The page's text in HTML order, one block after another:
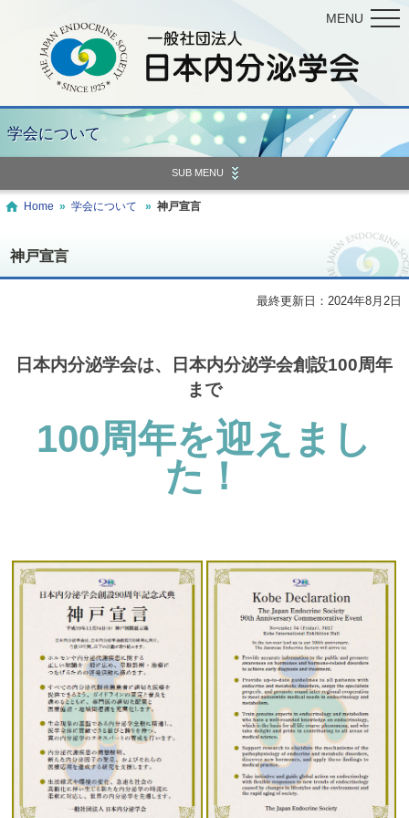
MENU
学会について
SUB MENU
Home » 学会について » 神戸宣言
神戸宣言
最終更新日：2024年8月2日
日本内分泌学会は、日本内分泌学会創設100周年
まで
100周年を迎えまし
た！